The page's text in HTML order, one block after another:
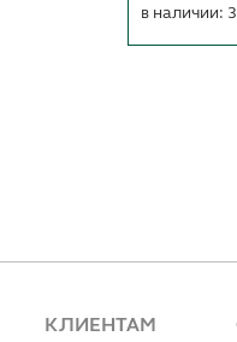
в наличии:
КЛИЕНТАМ